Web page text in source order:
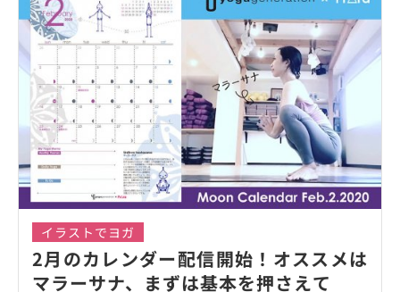
イラストでヨガ
2月のカレンダー配信開始！オススメは
マラーサナ、まずは基本を押さえて